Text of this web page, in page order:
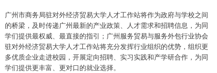
广州市商务局驻对外经济贸易大学人才工作站将作为政府与学校之间
的桥梁，及时传递广州最新的产业政策、人才需求和招聘信息，为同
学们提供最权威、最直接的指引；广州服务贸易与服务外包行业协会
驻对外经济贸易大学人才工作站将充分发挥行业组织的优势，组织更
多优质企业走进校园，开展定向招聘、实习实践和产学研合作，为同
学们提供更丰富、更对口的就业选择。